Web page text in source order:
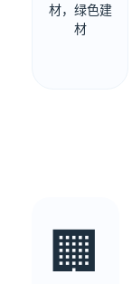
材，绿色建
材
🏢